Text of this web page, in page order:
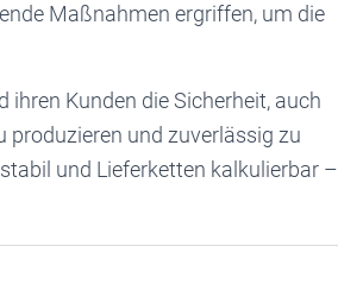
Maßnahmen ergriffen, um die
ihren Kunden die Sicherheit, auch
und zuverlässig zu
und Lieferketten kalkulierbar –